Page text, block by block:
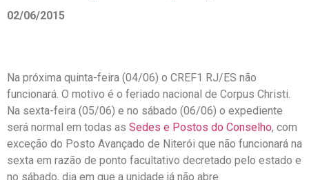
02/06/2015
Na próxima quinta-feira (04/06) o CREF1 RJ/ES não
funcionará. O motivo é o feriado nacional de Corpus Christi.
Na sexta-feira (05/06) e no sábado (06/06) o expediente
será normal em todas as Sedes e Postos do Conselho, com
exceção do Posto Avançado de Niterói que não funcionará na
sexta em razão de ponto facultativo decretado pelo estado e
no sábado, dia em que a unidade já não abre.